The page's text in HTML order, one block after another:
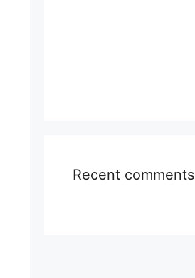
Recent comments